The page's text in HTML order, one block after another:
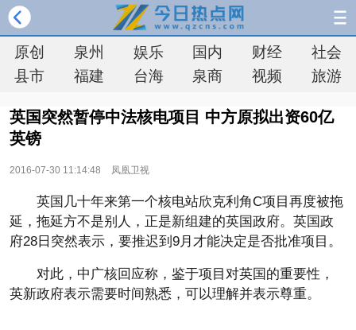
原创 泉州 娱乐 国内 财经
社会
县市
福建 台海 泉商 视频 旅游
英国突然暂停中法核电项目 中方原拟出资60亿
英镑
2016-07-30 11:14:48 凤凰卫视
英国几十年来第一个核电站欣克利角C项目再度被拖
延，拖延方不是别人，正是新组建的英国政府。英国政
府28日突然表示，要推迟到9月才能决定是否批准项目。
对此，中广核回应称，鉴于项目对英国的重要性，
英新政府表示需要时间熟悉，可以理解并表示尊重。